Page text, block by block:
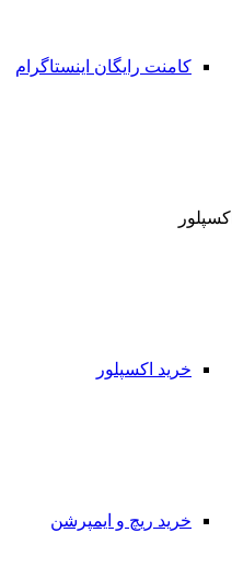
کامنت رایگان اینستاگرام
اکسپلور
خرید اکسپلور
خرید ریچ و ایمپرشن